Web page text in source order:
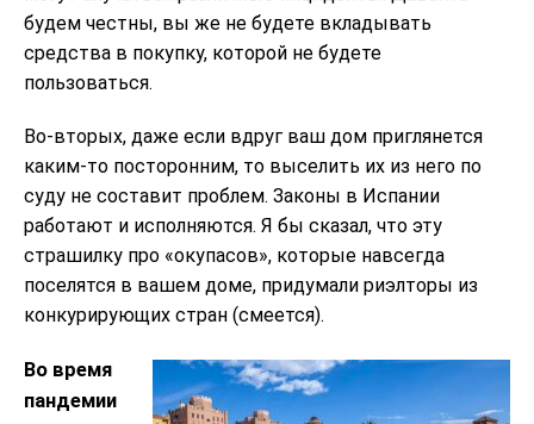
будем честны, вы же не будете вкладывать
средства в покупку, которой не будете
пользоваться.
Во-вторых, даже если вдруг ваш дом приглянется
каким-то посторонним, то выселить их из него по
суду не составит проблем. Законы в Испании
работают и исполняются. Я бы сказал, что эту
страшилку про «окупасов», которые навсегда
поселятся в вашем доме, придумали риэлторы из
конкурирующих стран (смеется).
Во время
пандемии